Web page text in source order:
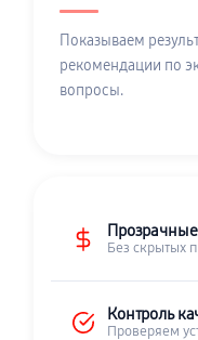
Показываем
рекомендации по
вопросы.
Без скрытых
Контроль
Проверяем